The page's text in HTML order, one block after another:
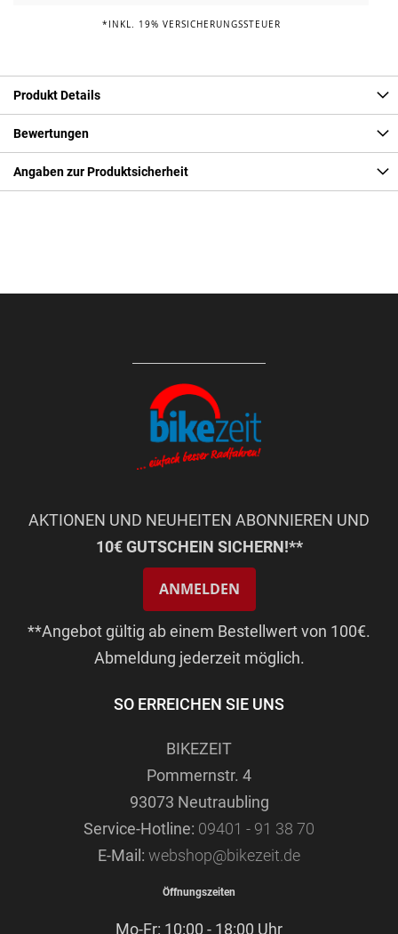
*INKL. 19% VERSICHERUNGSSTEUER
Produkt Details
Bewertungen
Angaben zur Produktsicherheit
AKTIONEN UND NEUHEITEN ABONNIEREN UND
10€ GUTSCHEIN SICHERN!**
ANMELDEN
**Angebot gültig ab einem Bestellwert von 100€.
Abmeldung jederzeit möglich.
SO ERREICHEN SIE UNS
BIKEZEIT
Pommernstr. 4
93073 Neutraubling
Service-Hotline: 09401 - 91 38 70
E-Mail: webshop@bikezeit.de
Öffnungszeiten
Mo-Fr: 10:00 - 18:00 Uhr